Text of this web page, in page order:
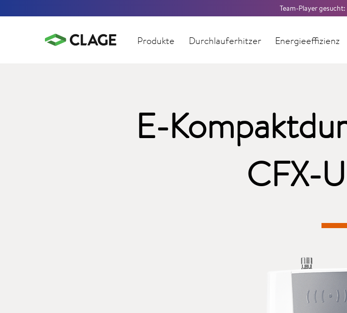
Team-Player gesucht:
Produkte Durchlauferhitzer Energieeffizienz
E-
CFX-